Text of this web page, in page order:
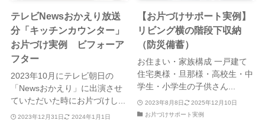
テレビNewsおかえり放送
分「キッチンカウンター」
お片づけ実例 ビフォーア
フター
2023年10月にテレビ朝日の
「Newsおかえり」に出演させ
ていただいた時にお片づけし...
2023年12月31日
2024年1月1日
【お片づけサポート実例】
リビング横の階段下収納
（防災備蓄）
お住まい・家族構成 一戸建て
住宅奥様・旦那様・高校生・中
学生・小学生の子供さん...
2023年8月8日
2025年12月10日
お片づけサポート実例